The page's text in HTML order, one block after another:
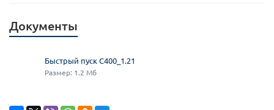
Документы
Быстрый пуск С400_1.21
Размер: 1.2 Мб